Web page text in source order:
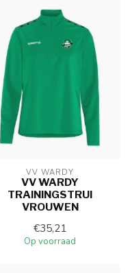
VV WARDY
VV WARDY
TRAININGSTRUI
VROUWEN
€35,21
Op voorraad